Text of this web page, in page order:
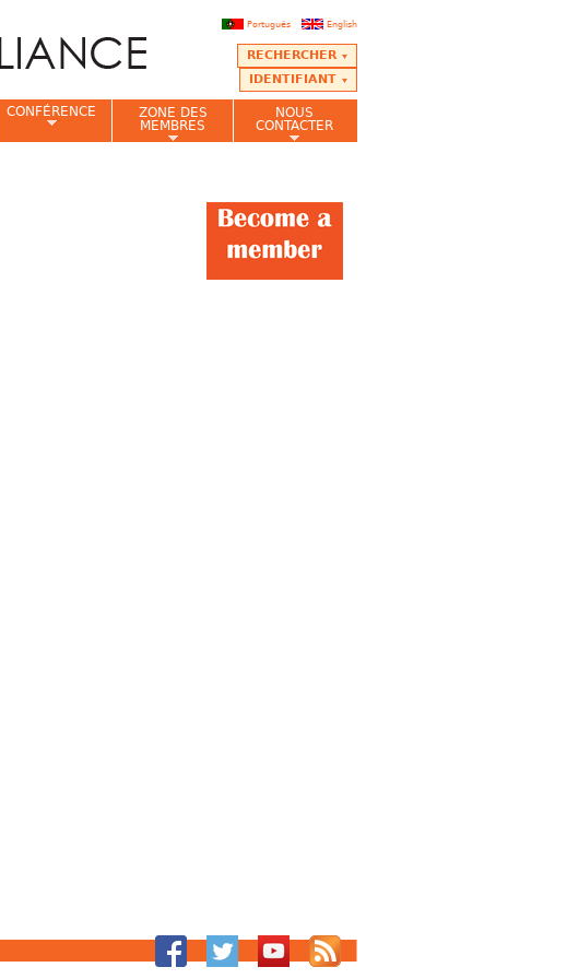
English
Português
RECHERCHER
IDENTIFIANT
CONFÉRENCE
ZONE DES
MEMBRES
NOUS
CONTACTER